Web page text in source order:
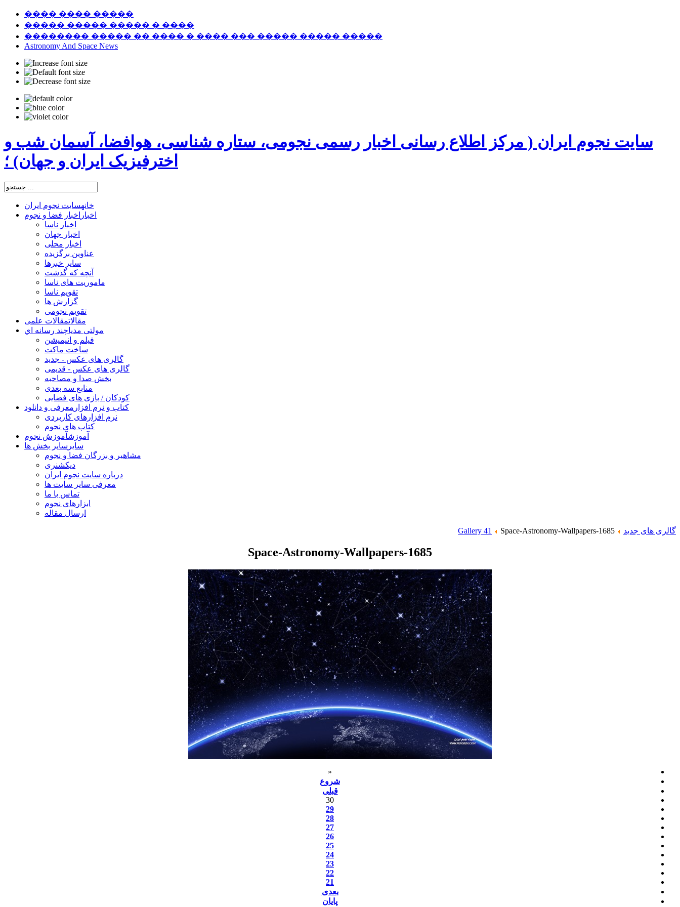
���� ���� �����
����� ����� ����� � ����
�������� ����� �� ���� � ���� ��� ����� ����� �����
Astronomy And Space News
سایت نجوم ایران ( مرکز اطلاع رسانی اخبار رسمی نجومی، ستاره شناسی، هوافضا، آسمان شب و
اخترفیزیک ایران و جهان) ؛
خانهسایت نجوم ایران
اخبار اخبار فضا و نجوم
اخبار ناسا
اخبار جهان
اخبار محلی
عناوین برگزیده
سایر خبرها
آنچه که گذشت
ماموریت های ناسا
تقویم ناسا
گزارش ها
تقویم نجومی
مقالاتمقالات علمی
مولتی مدیاچند رسانه اي
فیلم و انیمیشن
ساخت ماکت
گالری های عکس - جدید
گالری های عکس - قدیمی
بخش صدا و مصاحبه
منابع سه بعدی
کودکان / بازی های فضایی
کتاب و نرم افزار معرفی و دانلود
نرم افزارهای کاربردی
کتاب های نجوم
آموزشآموزش نجوم
سایر سایر بخش ها
مشاهیر و بزرگان فضا و نجوم
دیکشنری
درباره سایت نجوم ایران
معرفی سایر سایت ها
تماس با ما
ابزارهای نجوم
ارسال مقاله
گالری های جدید Gallery 41 Space-Astronomy-Wallpapers-1685
Space-Astronomy-Wallpapers-1685
«
شروع
قبلی
30
29
28
27
26
25
24
23
22
21
بعدی
پایان